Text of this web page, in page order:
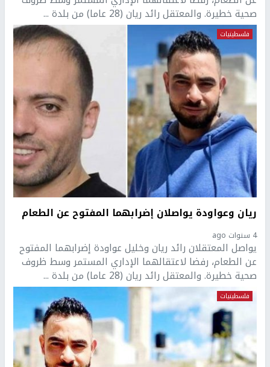
صحية خطيرة. والمعتقل رائد ريان (28 عاما) من بلدة ...
فلسطينيات
ريان وعواودة يواصلان إضرابهما المفتوح عن الطعام
4 سنوات ago
يواصل المعتقلان رائد ريان وخليل عواودة إضرابهما المفتوح
عن الطعام، رفضا لاعتقالهما الإداري المستمر وسط ظروف
صحية خطيرة. والمعتقل رائد ريان (28 عاما) من بلدة ...
فلسطينيات